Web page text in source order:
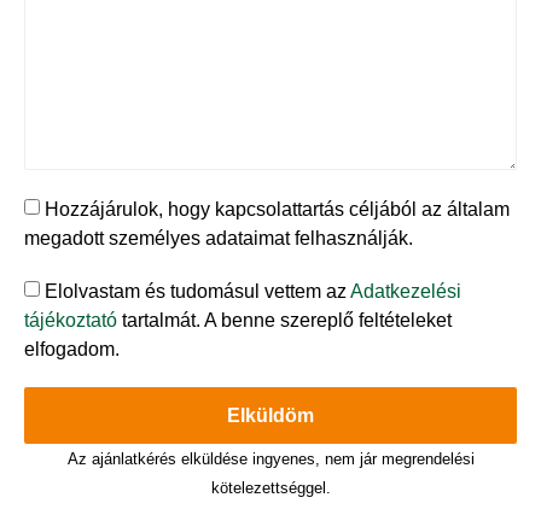
Hozzájárulok, hogy kapcsolattartás céljából az általam
megadott személyes adataimat felhasználják.
Elolvastam és tudomásul vettem az Adatkezelési
tájékoztató tartalmát. A benne szereplő feltételeket
elfogadom.
Elküldöm
Az ajánlatkérés elküldése ingyenes, nem jár megrendelési
kötelezettséggel.